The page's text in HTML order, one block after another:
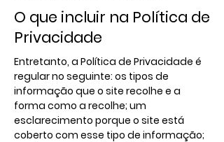
O que incluir na Política de
Privacidade
Entretanto, a Política de Privacidade é
regular no seguinte: os tipos de
informação que o site recolhe e a
forma como a recolhe; um
esclarecimento porque o site está
coberto com esse tipo de informação;